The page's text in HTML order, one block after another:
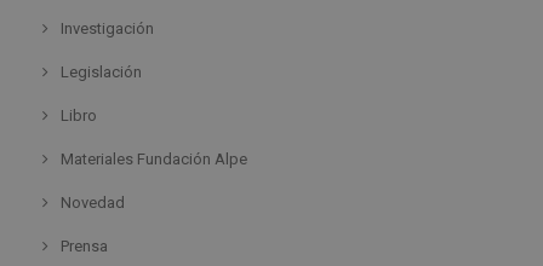
Investigación
Legislación
Libro
Materiales Fundación Alpe
Novedad
Prensa